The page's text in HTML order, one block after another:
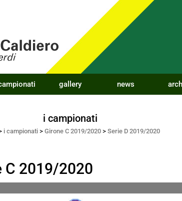
gallery news
i campionati
i campionati > Girone C 2019/2020 > Serie D 2019/2020
C 2019/2020